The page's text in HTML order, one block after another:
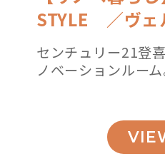
STYLE ／ヴェ
センチュリー21登
ノベーションルーム